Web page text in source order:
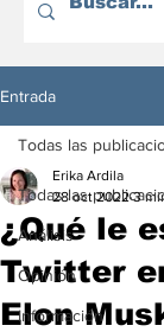
Entrada
Todas las
Análisis
Opinión
Información
Todas las
¿Qué le
Twitter
Elon
Erika Ardila
28 oct 2022 3